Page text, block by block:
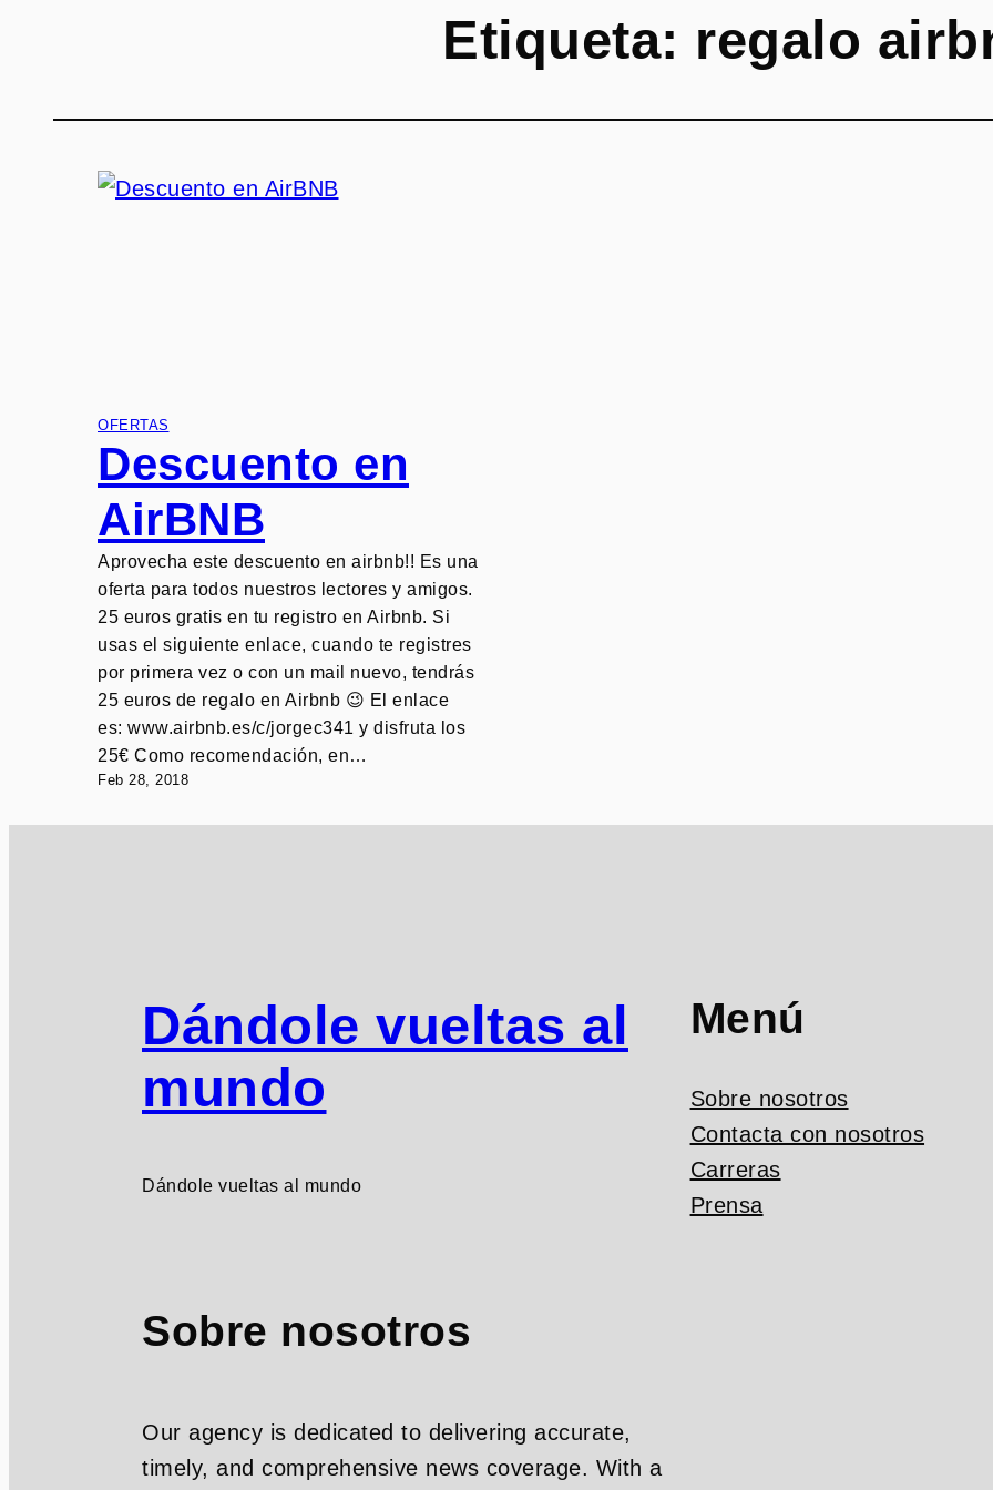
Etiqueta: regalo
OFERTAS
Descuento en
AirBNB
Aprovecha este descuento en airbnb!! Es una
oferta para todos nuestros lectores y amigos.
25 euros gratis en tu registro en Airbnb. Si
usas el siguiente enlace, cuando te registres
por primera vez o con un mail nuevo, tendrás
25 euros de regalo en Airbnb 😉 El enlace
es: www.airbnb.es/c/jorgec341 y disfruta los
25€ Como recomendación, en…
Feb 28, 2018
Dándole vueltas al
mundo
Dándole vueltas al mundo
Sobre nosotros
Our agency is dedicated to delivering accurate,
timely, and comprehensive news coverage. With a
Menú
Sobre nosotros
Contacta con nosotros
Carreras
Prensa